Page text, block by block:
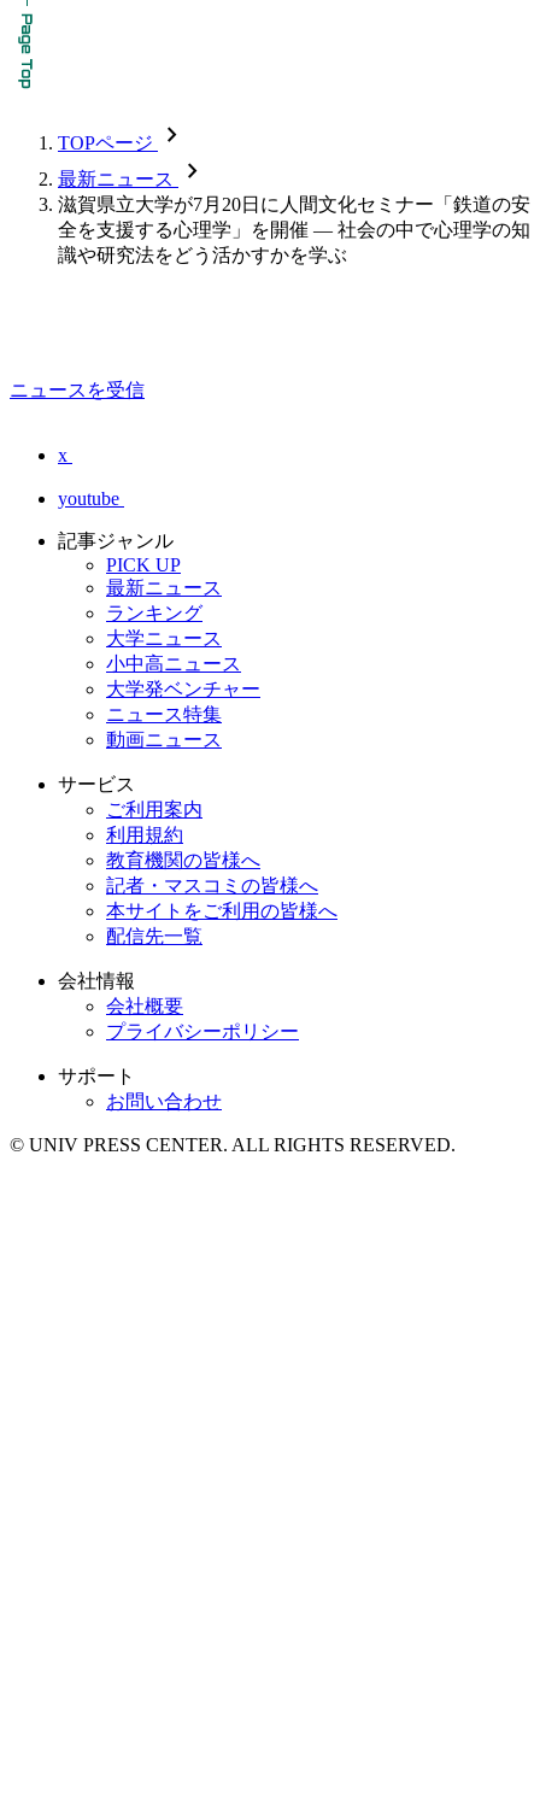
TOPページ chevron_forward
最新ニュース chevron_forward
滋賀県立大学が7月20日に人間文化セミナー「鉄道の安
全を支援する心理学」を開催 — 社会の中で心理学の知
識や研究法をどう活かすかを学ぶ
ニュースを受信
x
youtube
記事ジャンル
PICK UP
最新ニュース
ランキング
大学ニュース
小中高ニュース
大学発ベンチャー
ニュース特集
動画ニュース
サービス
ご利用案内
利用規約
教育機関の皆様へ
記者・マスコミの皆様へ
本サイトをご利用の皆様へ
配信先一覧
会社情報
会社概要
プライバシーポリシー
サポート
お問い合わせ
© UNIV PRESS CENTER. ALL RIGHTS RESERVED.